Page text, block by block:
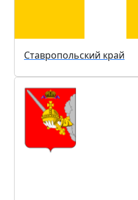
Ставропольский край